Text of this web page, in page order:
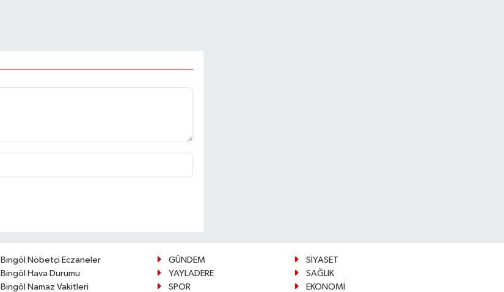
Bingöl Nöbetçi Eczaneler
Bingöl Hava Durumu
Bingöl Namaz Vakitleri
GÜNDEM
SİYASET
YAYLADERE
SAĞLIK
SPOR
EKONOMİ